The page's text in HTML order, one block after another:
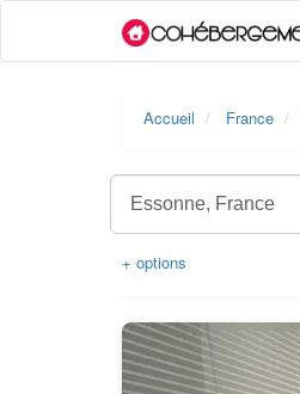
Accueil France
+ options